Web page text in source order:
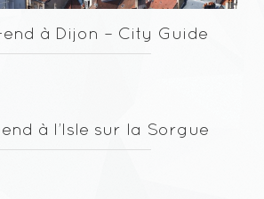
à Dijon – City Guide
à l’Isle sur la Sorgue